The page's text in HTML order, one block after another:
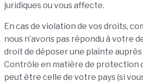
juridiques ou vous affecte.
En cas de violation de vos droits,
nous n’avons pas répondu à votre
droit de déposer une plainte auprès
Contrôle en matière de protection
peut être celle de votre pays (si